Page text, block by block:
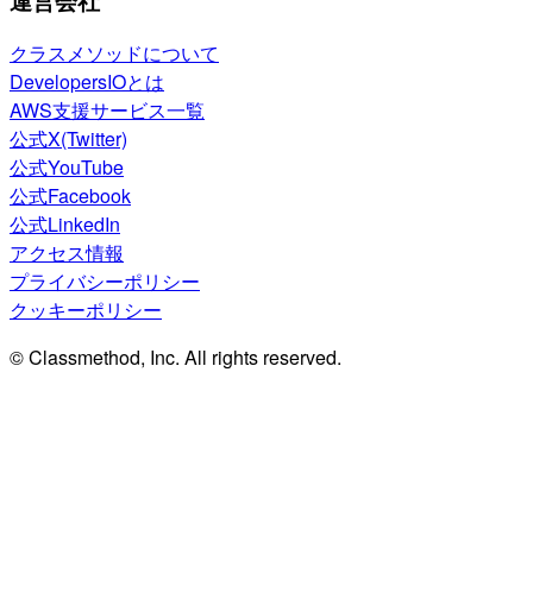
クラスメソッドについて
DevelopersIOとは
AWS支援サービス一覧
公式X(Twitter)
公式YouTube
公式Facebook
公式LinkedIn
アクセス情報
プライバシーポリシー
クッキーポリシー
© Classmethod, Inc. All rights reserved.